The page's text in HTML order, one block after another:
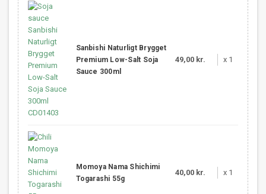
Sanbishi Naturligt Brygget
Premium Low-Salt Soja
Sauce 300ml
49,00 kr. x 1
Momoya Nama Shichimi
Togarashi 55g
40,00 kr. x 1